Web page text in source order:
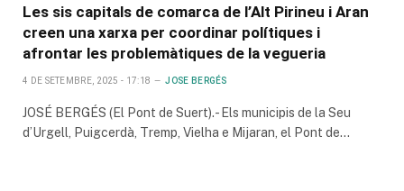
Les sis capitals de comarca de l’Alt Pirineu i Aran
creen una xarxa per coordinar polítiques i
afrontar les problemàtiques de la vegueria
4 DE SETEMBRE, 2025 - 17:18 JOSE BERGÉS
JOSÉ BERGÉS (El Pont de Suert).- Els municipis de la Seu
d’Urgell, Puigcerdà, Tremp, Vielha e Mijaran, el Pont de…